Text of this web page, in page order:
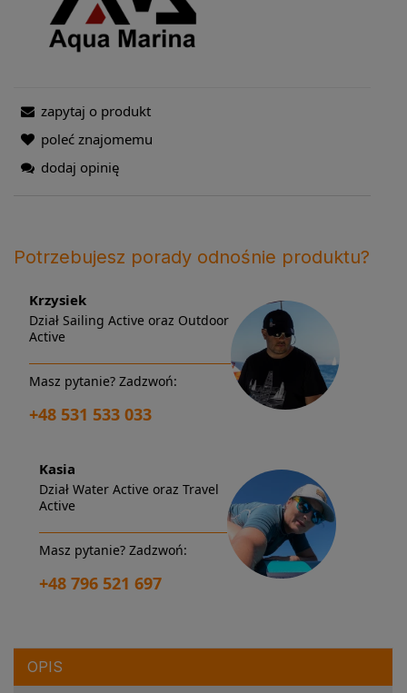
zapytaj o produkt
poleć znajomemu
dodaj opinię
Potrzebujesz porady odnośnie produktu?
Krzysiek
Dział Sailing Active oraz Outdoor
Active
Masz pytanie? Zadzwoń:
+48 531 533 033
Kasia
Dział Water Active oraz Travel
Active
Masz pytanie? Zadzwoń:
+48 796 521 697
OPIS